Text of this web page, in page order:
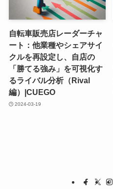
自転車販売店レーダーチャ
ート：他業種やシェアサイ
クルを再設定し、自店の
「勝てる強み」を可視化す
るライバル分析（Rival
編）|CUEGO
2024-03-19